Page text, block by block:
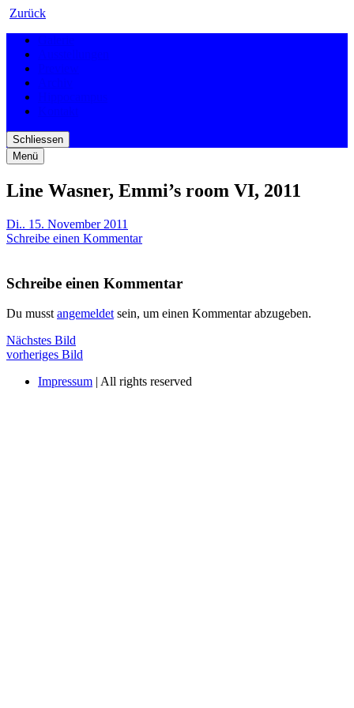
Zurück
Schliessen
Menü
Line Wasner, Emmi’s room VI, 2011
Di.. 15. November 2011
Schreibe einen Kommentar
Schreibe einen Kommentar
Du musst angemeldet sein, um einen Kommentar abzugeben.
Nächstes Bild
vorheriges Bild
Impressum | All rights reserved